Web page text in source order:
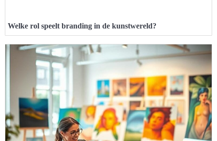
Welke rol speelt branding in de kunstwereld?